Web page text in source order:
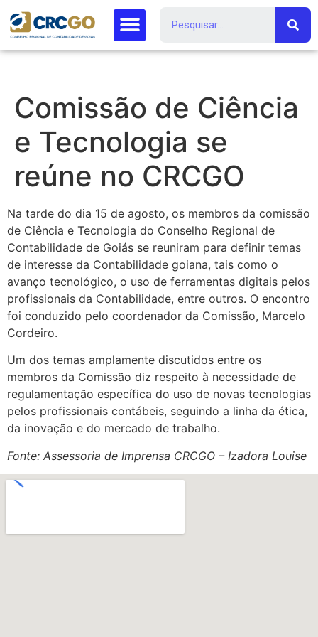
Comissão de Ciência
e Tecnologia se
reúne no CRCGO
Na tarde do dia 15 de agosto, os membros da comissão
de Ciência e Tecnologia do Conselho Regional de
Contabilidade de Goiás se reuniram para definir temas
de interesse da Contabilidade goiana, tais como o
avanço tecnológico, o uso de ferramentas digitais pelos
profissionais da Contabilidade, entre outros. O encontro
foi conduzido pelo coordenador da Comissão, Marcelo
Cordeiro.
Um dos temas amplamente discutidos entre os
membros da Comissão diz respeito à necessidade de
regulamentação específica do uso de novas tecnologias
pelos profissionais contábeis, seguindo a linha da ética,
da inovação e do mercado de trabalho.
Fonte: Assessoria de Imprensa CRCGO – Izadora Louise